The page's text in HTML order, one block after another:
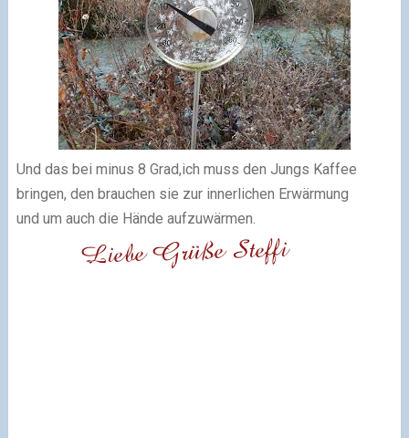
Und das bei minus 8 Grad,ich muss den Jungs Kaffee
bringen, den brauchen sie zur innerlichen Erwärmung
und um auch die Hände aufzuwärmen.